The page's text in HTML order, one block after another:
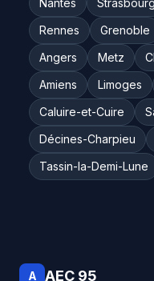
Nantes
Strasbourg
Rennes
Grenoble
Angers
Metz
Amiens
Limoges
Caluire-et-Cuire
Décines-Charpieu
Tassin-la-Demi-Lune
A AEC 95